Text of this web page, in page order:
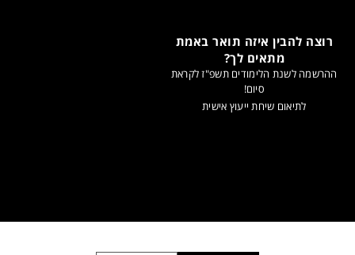
רוצה להבין איזה תואר באמת
מתאים לך?
ההרשמה לשנת הלימודים תשפ"ז לקראת
סיום!
לתיאום שיחת ייעוץ אישית